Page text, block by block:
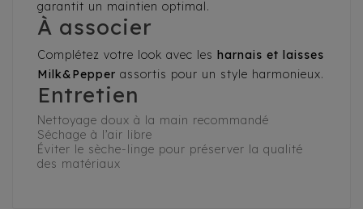
garantit un maintien optimal.
À associer
Complétez votre look avec les harnais et laisses
Milk&Pepper assortis pour un style harmonieux.
Entretien
Nettoyage doux à la main recommandé
Séchage à l’air libre
Éviter le sèche-linge pour préserver la qualité
des matériaux